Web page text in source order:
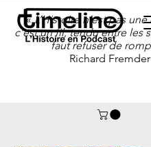
«L’Histoire n’est pas
c’est un fil, tendu entre les
faut refuser de
Richard Fremder